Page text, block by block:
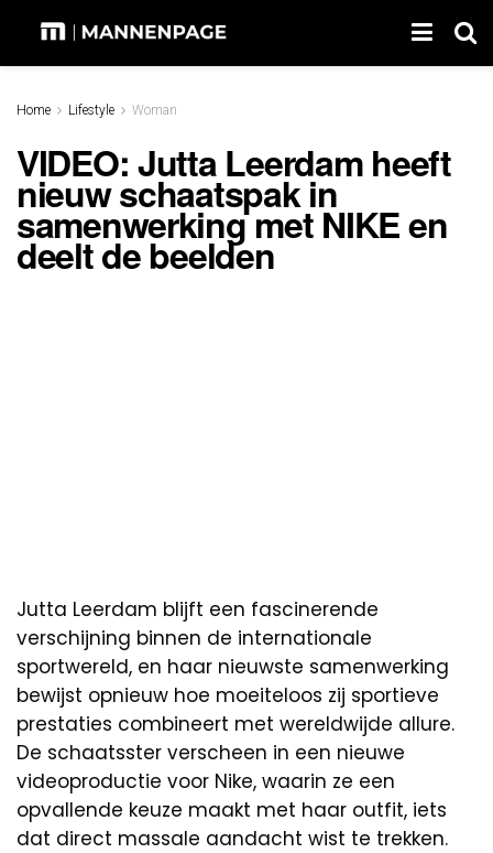
Home Lifestyle Woman
VIDEO: Jutta Leerdam heeft
nieuw schaatspak in
samenwerking met NIKE en
deelt de beelden
Jutta Leerdam blijft een fascinerende
verschijning binnen de internationale
sportwereld, en haar nieuwste samenwerking
bewijst opnieuw hoe moeiteloos zij sportieve
prestaties combineert met wereldwijde allure.
De schaatsster verscheen in een nieuwe
videoproductie voor Nike, waarin ze een
opvallende keuze maakt met haar outfit, iets
dat direct massale aandacht wist te trekken.